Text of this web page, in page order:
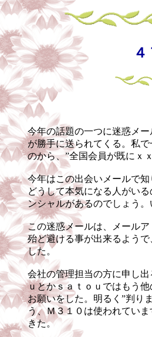
今年の話題の一つに迷惑メ
が勝手に送られてくる。私
のから、”全国会員が既にｘ
今年はこの出会いメールで
どうして本気になる人がい
ンシャルがあるのでしょう
この迷惑メールは、メール
殆ど避ける事が出来るよう
した。
会社の管理担当の方に申し
ｕとかｓａｔｏｕではもう
お願いをした。明るく”判り
う、Ｍ３１０は使われてい
きた。
４